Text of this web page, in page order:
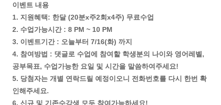
이벤트 내용
1. 지원혜택: 한달 (20분x주2회x4주) 무료수업
2. 수업가능시간 : 8 PM ~ 10 PM
3. 이벤트기간 : 오늘부터 7/16(화) 까지
4. 참여방법 : 댓글로 수업에 참여할 학생분의 나이와 영어레벨,
공부목표, 수업가능한 요일 및 시간을 말씀하여주세요!
5. 당첨자는 개별 연락드릴 예정이오니 전화번호를 다시 한번 확
인해주세요.
6. 신규 및 기존수강생 모두 참여가능하세요!